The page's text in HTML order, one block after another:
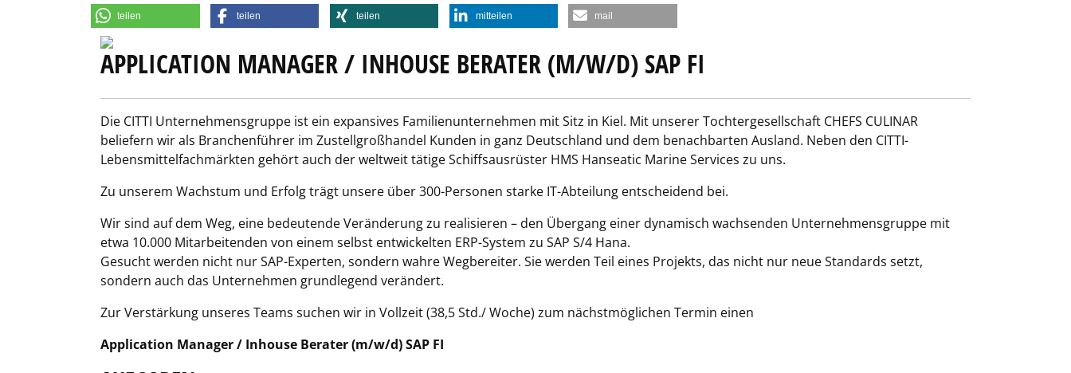
teilen teilen teilen mitteilen mail
APPLICATION MANAGER / INHOUSE BERATER (M/W/D) SAP FI
Die CITTI Unternehmensgruppe ist ein expansives Familienunternehmen mit Sitz in Kiel. Mit unserer Tochtergesellschaft CHEFS CULINAR
beliefern wir als Branchenführer im Zustellgroßhandel Kunden in ganz Deutschland und dem benachbarten Ausland. Neben den CITTI-
Lebensmittelfachmärkten gehört auch der weltweit tätige Schiffsausrüster HMS Hanseatic Marine Services zu uns.
Zu unserem Wachstum und Erfolg trägt unsere über 300-Personen starke IT-Abteilung entscheidend bei.
Wir sind auf dem Weg, eine bedeutende Veränderung zu realisieren – den Übergang einer dynamisch wachsenden Unternehmensgruppe mit
etwa 10.000 Mitarbeitenden von einem selbst entwickelten ERP-System zu SAP S/4 Hana.
Gesucht werden nicht nur SAP-Experten, sondern wahre Wegbereiter. Sie werden Teil eines Projekts, das nicht nur neue Standards setzt,
sondern auch das Unternehmen grundlegend verändert.
Zur Verstärkung unseres Teams suchen wir in Vollzeit (38,5 Std./ Woche) zum nächstmöglichen Termin einen
Application Manager / Inhouse Berater (m/w/d) SAP FI